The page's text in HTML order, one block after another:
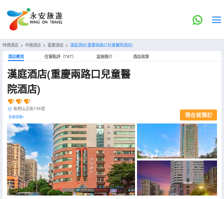
特價酒店 > 中國酒店 > 重慶酒店 > 漢庭酒店(重慶兩路口兒童醫院酒店)
酒店概览 住客點評（747） 設施簡介 酒店政策
漢庭酒店(重慶兩路口兒童醫
院酒店)
枇杷山正街136號
全部設施> 現在就預訂